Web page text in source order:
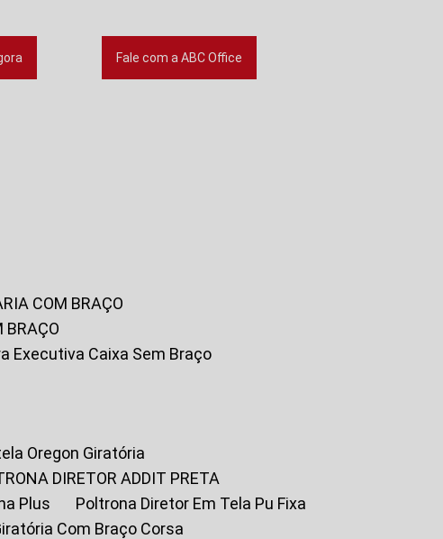
Fale com a ABC Office
COM BRAÇO
BRAÇO
Executiva Caixa Sem Braço
Oregon Giratória
DIRETOR ADDIT PRETA
Plus
Poltrona Diretor Em Tela Pu Fixa
Com Braço Corsa